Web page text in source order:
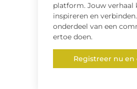
platform. Jouw verhaal
inspireren en
onderdeel van een
ertoe doen.
Registreer nu en